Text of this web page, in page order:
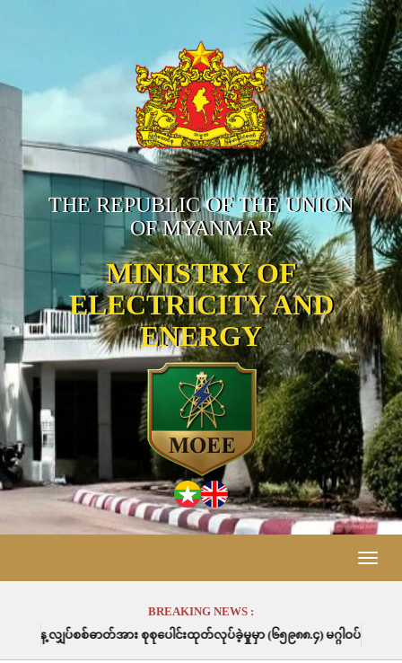
THE REPUBLIC OF THE UNION
OF MYANMAR
MINISTRY OF
ELECTRICITY AND
ENERGY
Toggle
BREAKING NEWS :
ပေါင်းထုတ်လုပ်ခဲ့မှုမှာ (၆၅၉၈၈.၄) မဂ္ဂါဝပ်နာရီဖြစ်ပါသည်။